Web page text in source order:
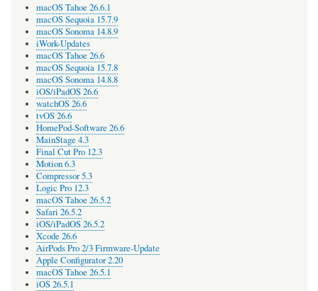
macOS Tahoe 26.6.1
macOS Sequoia 15.7.9
macOS Sonoma 14.8.9
iWork-Updates
macOS Tahoe 26.6
macOS Sequoia 15.7.8
macOS Sonoma 14.8.8
iOS/iPadOS 26.6
watchOS 26.6
tvOS 26.6
HomePod-Software 26.6
MainStage 4.3
Final Cut Pro 12.3
Motion 6.3
Compressor 5.3
Logic Pro 12.3
macOS Tahoe 26.5.2
Safari 26.5.2
iOS/iPadOS 26.5.2
Xcode 26.6
AirPods Pro 2/3 Firmware-Update
Apple Configurator 2.20
macOS Tahoe 26.5.1
iOS 26.5.1